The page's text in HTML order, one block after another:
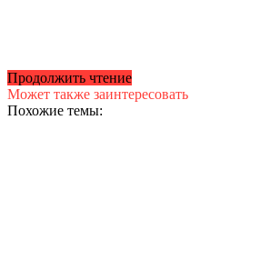
Продолжить чтение
Может также заинтересовать
Похожие темы: